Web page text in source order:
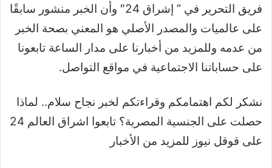
فريق التحرير في ” إشراق 24″ وأن الخبر منشور سابقًا
على عالميات والمصدر الأصلي هو المعني بصحة الخبر
من عدمه وللمزيد من أخبارنا على مدار الساعة تابعونا
على حساباتنا الاجتماعية في مواقع التواصل.
نشكر لكم اهتمامكم وقراءتكم لخبر نجاح سلام.. لماذا
حصلت على الجنسية المصرية؟ تابعوا اشراق العالم 24
على قوقل نيوز للمزيد من الأخبار